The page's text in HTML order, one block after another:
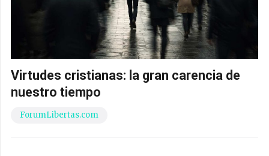
Virtudes cristianas: la gran carencia de
nuestro tiempo
ForumLibertas.com